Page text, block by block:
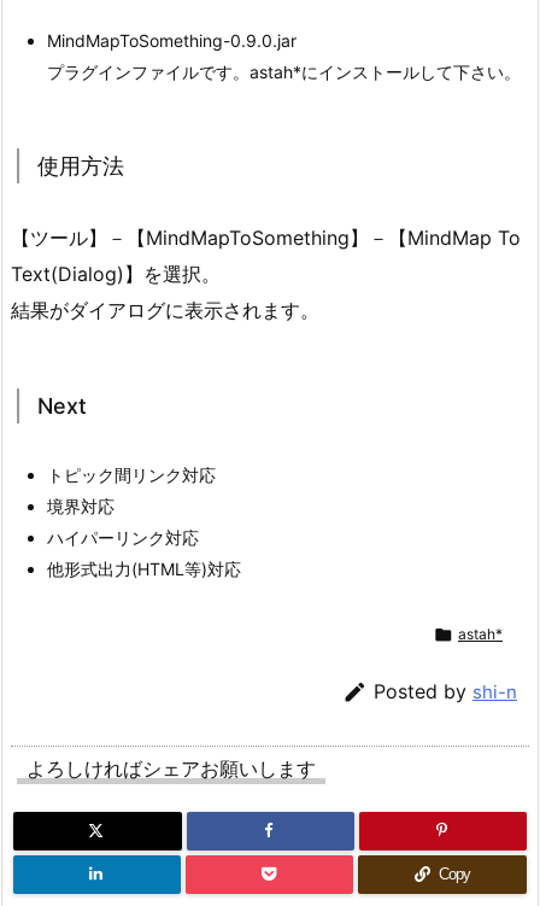
MindMapToSomething-0.9.0.jar
プラグインファイルです。astah*にインストールして下さい。
使用方法
【ツール】－【MindMapToSomething】－【MindMap To
Text(Dialog)】を選択。
結果がダイアログに表示されます。
Next
トピック間リンク対応
境界対応
ハイパーリンク対応
他形式出力(HTML等)対応
 astah*
 Posted by shi-n
よろしければシェアお願いします
Copy